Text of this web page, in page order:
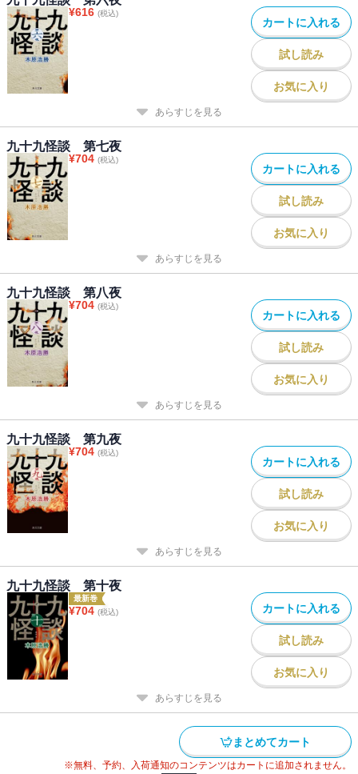
¥616 (税込)
カートに入れる
試し読み
お気に入り
あらすじを見る
九十九怪談 第七夜
¥704 (税込)
カートに入れる
試し読み
お気に入り
あらすじを見る
九十九怪談 第八夜
¥704 (税込)
カートに入れる
試し読み
お気に入り
あらすじを見る
九十九怪談 第九夜
¥704 (税込)
カートに入れる
試し読み
お気に入り
あらすじを見る
九十九怪談 第十夜
最新巻
¥704 (税込) カートに入れる
試し読み
お気に入り
あらすじを見る
まとめてカート
※無料、予約、入荷通知のコンテンツはカートに追加されません。